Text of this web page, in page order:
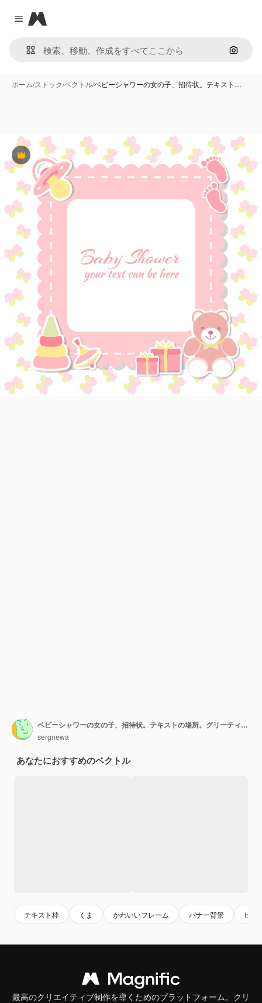
Close menu
Magnific
画像で
ホーム/ストック/ベクトル/ベビーシャワーの女の子、招待状。テキスト…
Premium
ベビーシャワーの女の子、招待状。テキストの場所。グリーティングカード。ベクトルイラスト。ギフトボックス、ピンクの背景、蝶とテディベア。
sergnewa
あなたにおすすめのベクトル
テキスト枠 くま かわいいフレーム バナー背景 ビン
最高のクリエイティブ制作を導くためのプラットフォーム。クリ